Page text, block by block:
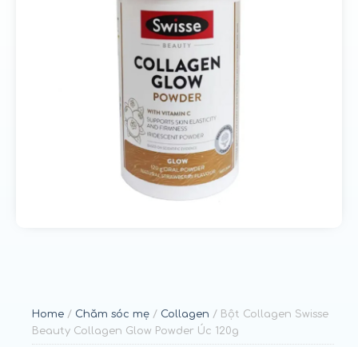
Home / Chăm sóc mẹ / Collagen / Bột Collagen Swisse
Beauty Collagen Glow Powder Úc 120g